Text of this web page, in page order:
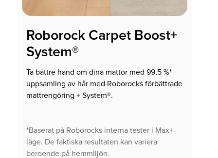
Roborock Carpet Boost+
System®
Ta bättre hand om dina mattor med 99,5 %*
uppsamling av hår med Roborocks förbättrade
mattrengöring + System®.
*Baserat på Roborocks interna tester i Max+-
läge. De faktiska resultaten kan variera
beroende på hemmiljön.